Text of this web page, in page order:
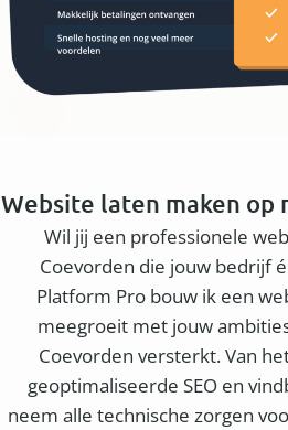
Website laten maken op
Wil jij een professionele
Coevorden die jouw bedrijf
Platform Pro bouw ik een
meegroeit met jouw
Coevorden versterkt. Van
geoptimaliseerde SEO en
neem alle technische zorgen